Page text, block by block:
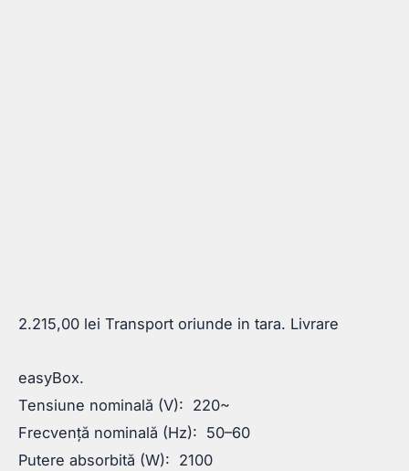
2.215,00 lei Transport oriunde in tara. Livrare
easyBox.
Tensiune nominală (V): 220~
Frecvență nominală (Hz): 50–60
Putere absorbită (W): 2100